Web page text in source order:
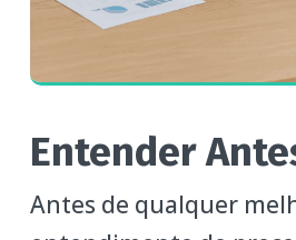
Entender
Antes de qualquer